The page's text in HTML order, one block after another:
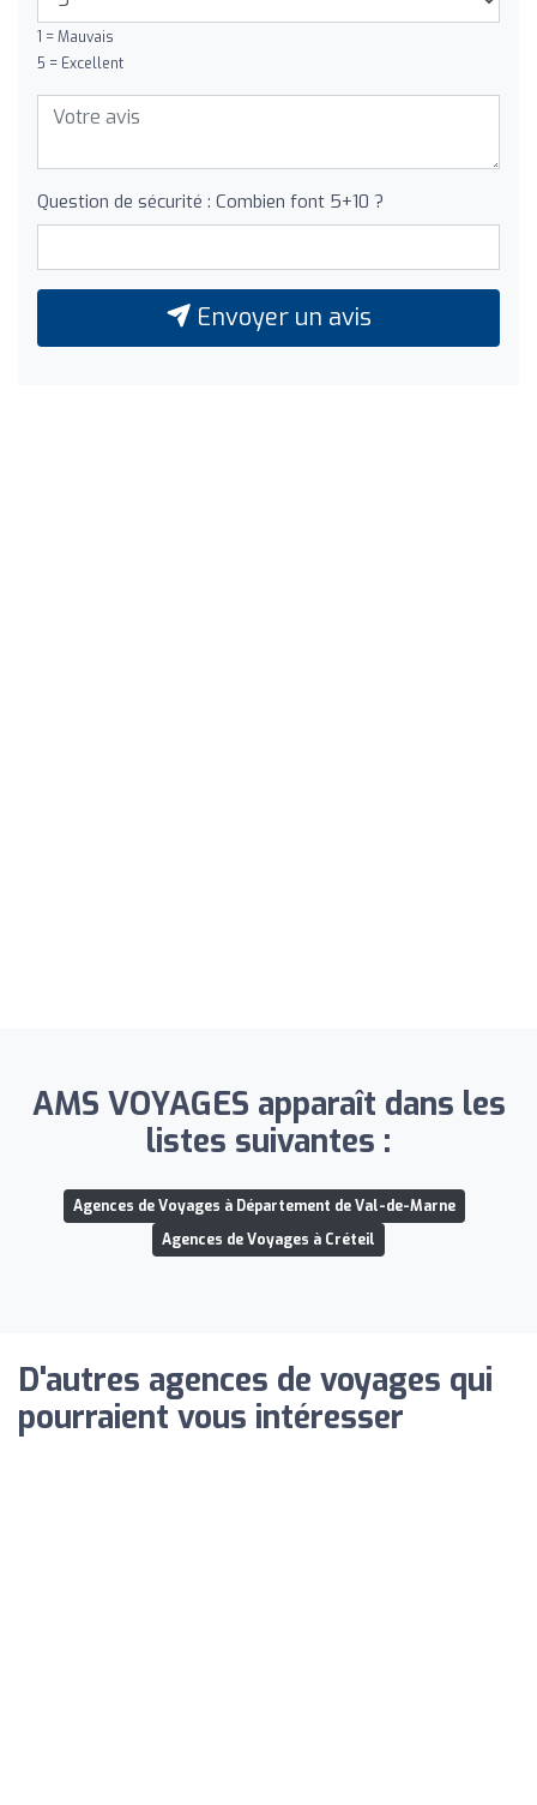
1 = Mauvais
5 = Excellent
Question de sécurité : Combien font 5+10 ?
Envoyer un avis
AMS VOYAGES apparaît dans les
listes suivantes :
Agences de Voyages à Département de Val-de-Marne
Agences de Voyages à Créteil
D'autres agences de voyages qui
pourraient vous intéresser